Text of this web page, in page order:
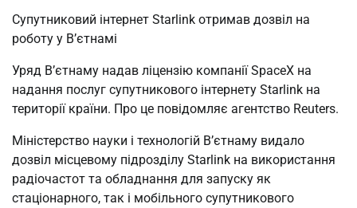
Супутниковий інтернет Starlink отримав дозвіл на
роботу у В’єтнамі
Уряд В’єтнаму надав ліцензію компанії SpaceX на
надання послуг супутникового інтернету Starlink на
території країни. Про це повідомляє агентство Reuters.
Міністерство науки і технологій В’єтнаму видало
дозвіл місцевому підрозділу Starlink на використання
радіочастот та обладнання для запуску як
стаціонарного, так і мобільного супутникового